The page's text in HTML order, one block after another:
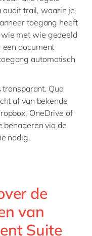
audit trail, waarin je
toegang heeft
met wie gedeeld
een document
automatisch
Qua
af van bekende
OneDrive of
benaderen via de
nodig.
de
van
Suite